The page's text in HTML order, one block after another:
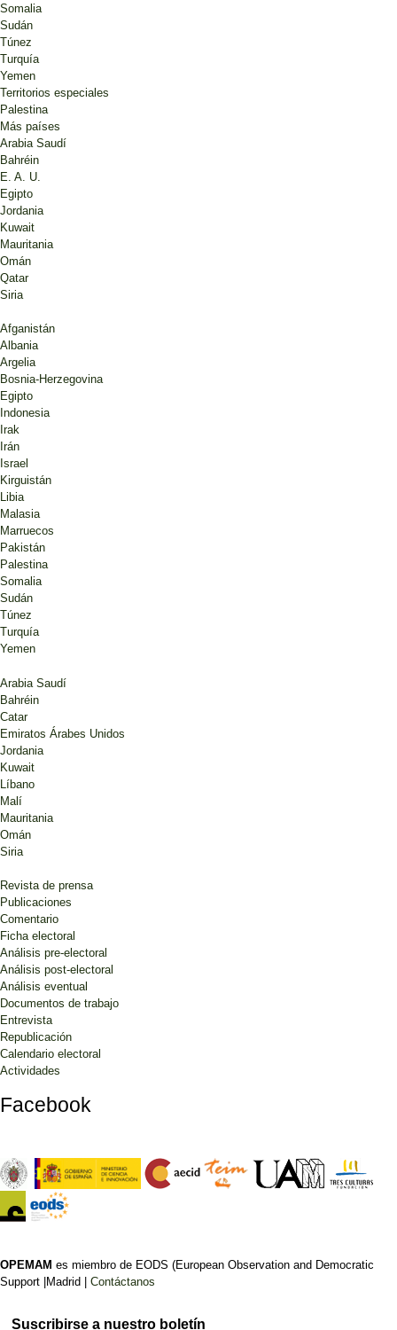
Somalia
Sudán
Túnez
Turquía
Yemen
Territorios especiales
Palestina
Más países
Arabia Saudí
Bahréin
E. A. U.
Egipto
Jordania
Kuwait
Mauritania
Omán
Qatar
Siria
Afganistán
Albania
Argelia
Bosnia-Herzegovina
Egipto
Indonesia
Irak
Irán
Israel
Kirguistán
Libia
Malasia
Marruecos
Pakistán
Palestina
Somalia
Sudán
Túnez
Turquía
Yemen
Arabia Saudí
Bahréin
Catar
Emiratos Árabes Unidos
Jordania
Kuwait
Líbano
Malí
Mauritania
Omán
Siria
Revista de prensa
Publicaciones
Comentario
Ficha electoral
Análisis pre-electoral
Análisis post-electoral
Análisis eventual
Documentos de trabajo
Entrevista
Republicación
Calendario electoral
Actividades
Facebook
OPEMAM es miembro de EODS (European Observation and Democratic
Support |Madrid | Contáctanos
Suscribirse a nuestro boletín